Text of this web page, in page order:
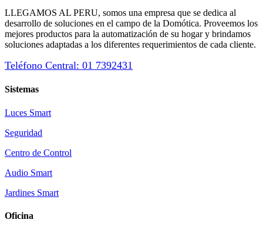
LLEGAMOS AL PERU, somos una empresa que se dedica al
desarrollo de soluciones en el campo de la Domótica. Proveemos los
mejores productos para la automatización de su hogar y brindamos
soluciones adaptadas a los diferentes requerimientos de cada cliente.
Teléfono Central: 01 7392431
Sistemas
Luces Smart
Seguridad
Centro de Control
Audio Smart
Jardines Smart
Oficina